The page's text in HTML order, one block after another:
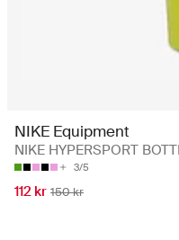
NIKE Equipment
NIKE HYPERSPORT
3/5
112 kr 150 kr